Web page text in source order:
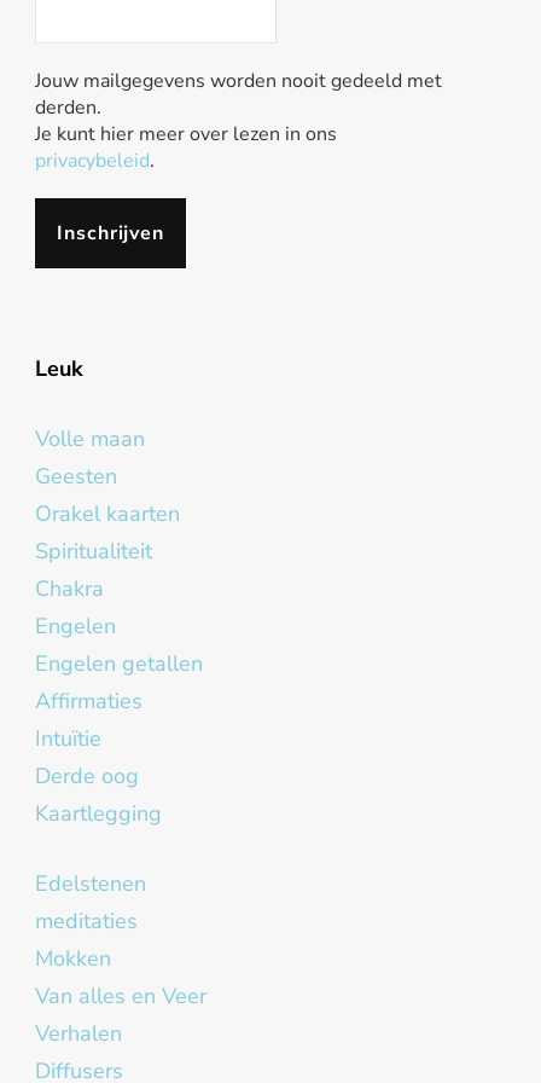
Jouw mailgegevens worden nooit gedeeld met
derden.
Je kunt hier meer over lezen in ons
privacybeleid.
Leuk
Volle maan
Geesten
Orakel kaarten
Spiritualiteit
Chakra
Engelen
Engelen getallen
Affirmaties
Intuïtie
Derde oog
Kaartlegging
Edelstenen
meditaties
Mokken
Van alles en Veer
Verhalen
Diffusers